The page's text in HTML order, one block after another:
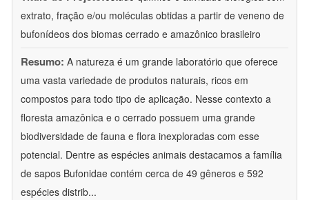
extrato, fração e/ou moléculas obtidas a partir de veneno de
bufonídeos dos biomas cerrado e amazônico brasileiro
Resumo: A natureza é um grande laboratório que oferece
uma vasta variedade de produtos naturais, ricos em
compostos para todo tipo de aplicação. Nesse contexto a
floresta amazônica e o cerrado possuem uma grande
biodiversidade de fauna e flora inexploradas com esse
potencial. Dentre as espécies animais destacamos a família
de sapos Bufonidae contém cerca de 49 gêneros e 592
espécies distrib...